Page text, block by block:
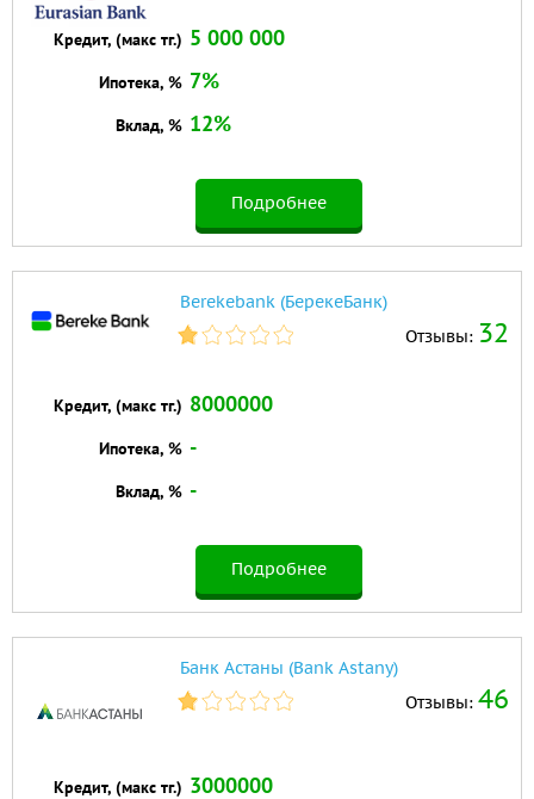
Подробнее
Кредит, (макс тг.) 5 000 000
Ипотека, % 7%
Вклад, % 12%
Berekebank (БерекеБанк)
Отзывы: 32
Подробнее
Кредит, (макс тг.) 8000000
Ипотека, % -
Вклад, % -
Банк Астаны (Bank Astany)
Отзывы: 46
Кредит, (макс тг.) 3000000